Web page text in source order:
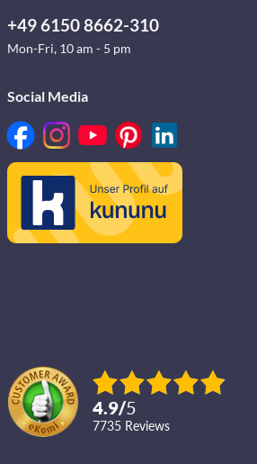
+49 6150 8662-310
Mon-Fri, 10 am - 5 pm
Social Media
4.9/5
7735 reviews